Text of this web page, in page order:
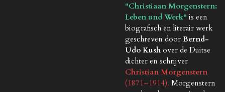
"Christiaan Morgenstern:
Leben und Werk" is een
biografisch en literair werk
geschreven door Bernd-
Udo Kush over de Duitse
dichter en schrijver
Christian Morgenstern
(1871–1914). Morgenstern